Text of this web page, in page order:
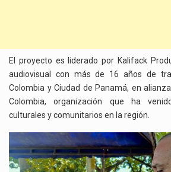
El proyecto es liderado por Kalifack
audiovisual con más de 16 años de
Colombia y Ciudad de Panamá, en
Colombia, organización que ha
culturales y comunitarios en la región.